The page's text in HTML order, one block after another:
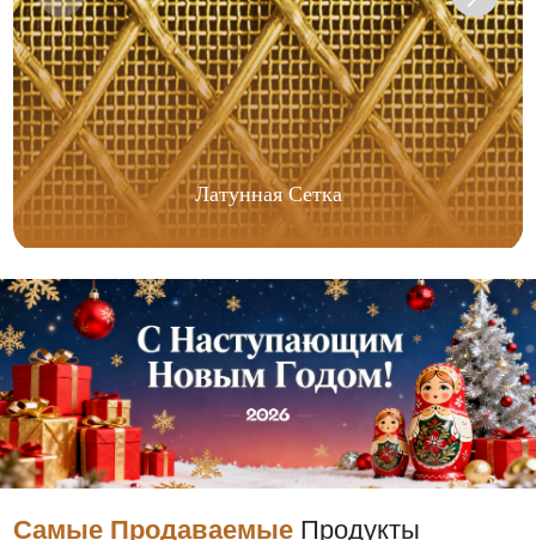
Латунная Сетка
Самые Продаваемые Продукты